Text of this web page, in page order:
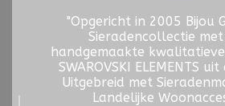
"Opgericht in 2005 Bijou
Sieradencollectie
handgemaakte
SWAROVSKI ELEMENTS
Uitgebreid met
Landelijke